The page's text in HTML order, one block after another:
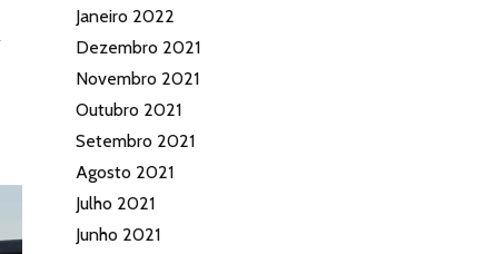
Janeiro 2022
Dezembro 2021
Novembro 2021
Outubro 2021
Setembro 2021
Agosto 2021
Julho 2021
Junho 2021